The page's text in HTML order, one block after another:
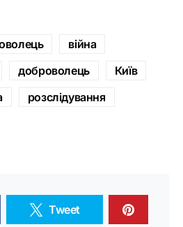
війна
доброволець
Київ
розслідування
Tweet